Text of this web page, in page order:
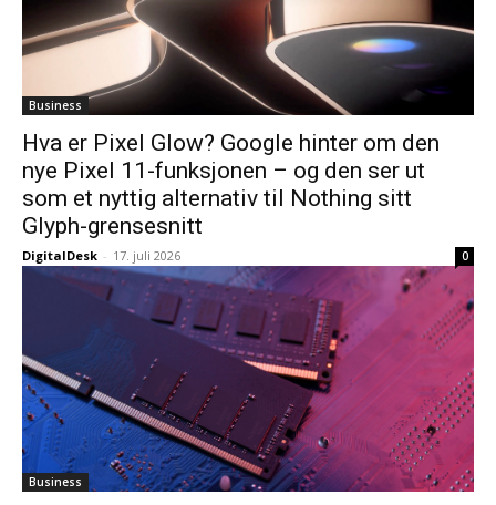
Business
Hva er Pixel Glow? Google hinter om den
nye Pixel 11-funksjonen – og den ser ut
som et nyttig alternativ til Nothing sitt
Glyph-grensesnitt
DigitalDesk - 17. juli 2026 0
Business